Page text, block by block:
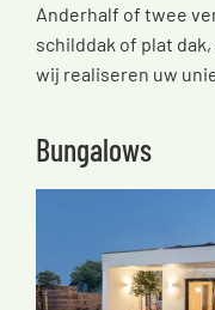
Anderhalf of twee
schilddak of plat
wij realiseren uw
Bungalows